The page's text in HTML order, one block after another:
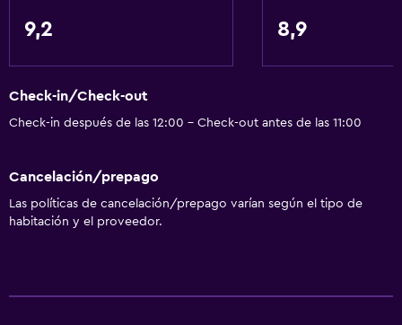
Para no fumadores
Almohada sin plumas
Plantas superiores accesibles por escaleras
Áreas designadas para fumadores
Inodoro adaptado
9,2 8,9
Check-in/Check-out
Check-in después de las 12:00 - Check-out antes de las 11:00
Cancelación/prepago
Las políticas de cancelación/prepago varían según el tipo de
habitación y el proveedor.